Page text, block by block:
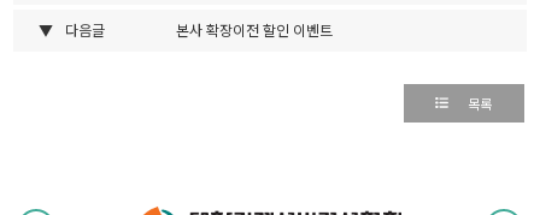
▼ 다음글 본사 확장이전 할인 이벤트
목록